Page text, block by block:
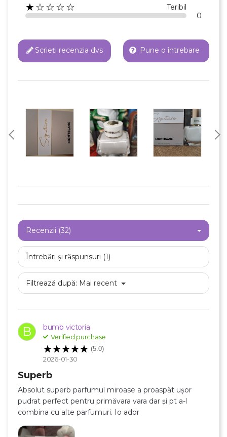
★☆☆☆☆ Teribil
0
Scrieți recenzia dvs Pune o întrebare
Recenzii (32)
Întrebări și răspunsuri (1)
Filtrează după: Mai recent
B bumb victoria
Verified purchase
(5.0)
2026-01-30
Superb
Absolut superb parfumul miroase a proaspăt ușor
pudrat perfect pentru primăvara vara dar și pt a-l
combina cu alte parfumuri. Io ador